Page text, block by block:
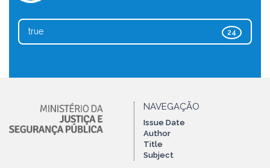
24
true
NAVEGAÇÃO
Issue Date
Author
Title
Subject